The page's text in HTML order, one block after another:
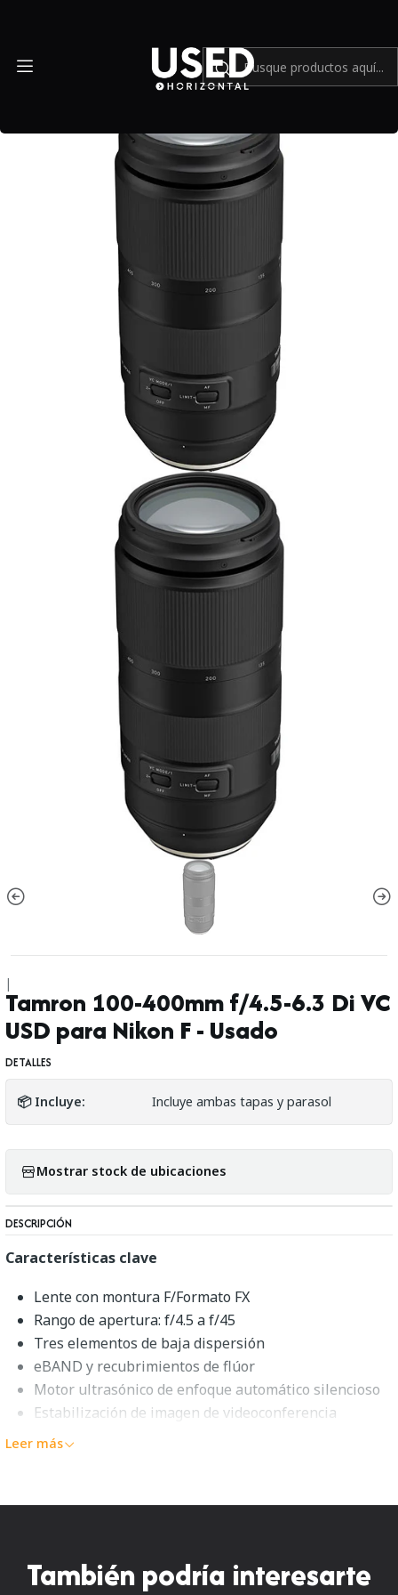
|
Tamron 100-400mm f/4.5-6.3 Di VC
USD para Nikon F - Usado
DETALLES
📦 Incluye: Incluye ambas tapas y parasol
Mostrar stock de ubicaciones
DESCRIPCIÓN
Características clave
Lente con montura F/Formato FX
Rango de apertura: f/4.5 a f/45
Tres elementos de baja dispersión
eBAND y recubrimientos de flúor
Motor ultrasónico de enfoque automático silencioso
Estabilización de imagen de videoconferencia
Construcción resistente al polvo y la humedad
VC USD Resumen
Una lente flexible para disparar con teleobjetivo, la
Leer más
También podría interesarte